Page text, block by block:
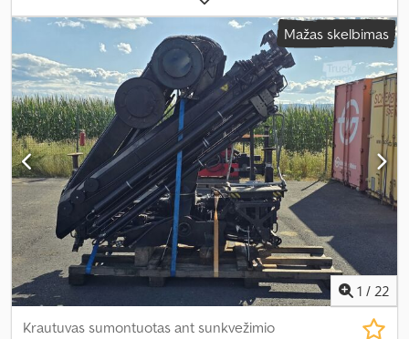
Mažas skelbimas
1 / 22
Krautuvas sumontuotas ant sunkvežimio